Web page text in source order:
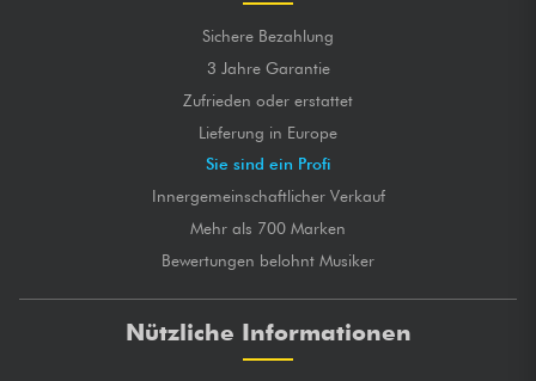
Sichere Bezahlung
3 Jahre Garantie
Zufrieden oder erstattet
Lieferung in Europe
Sie sind ein Profi
Innergemeinschaftlicher Verkauf
Mehr als 700 Marken
Bewertungen belohnt Musiker
Nützliche Informationen